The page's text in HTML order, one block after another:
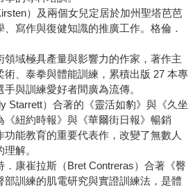
）及兩個女兒定居於加州聖塔芭芭
寫作與復健知識的推廣工作。 格倫．
領域極具產量與影響力的作家，著作主
術、泰拳與體能訓練，累積出版 27 本專
與訓練愛好者間廣為流傳。
Starrett）合著的《靈活如豹》與《久坐
《紐約時報》與《華爾街日報》暢銷
能教育的重要代表作，改變了無數人
解。
康崔拉斯（Bret Contreras）合著《臀
部訓練的肌電研究與實證訓練法，是體